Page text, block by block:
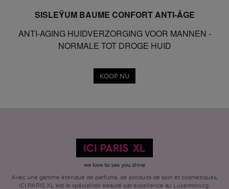
SISLEŸUM BAUME CONFORT ANTI-ÂGE
ANTI-AGING HUIDVERZORGING VOOR MANNEN -
NORMALE TOT DROGE HUID
KOOP NU
Avec une gamme étendue de parfums, de produits de soin et cosmétiques,
ICI PARIS XL est le spécialiste beauté par excellence au Luxembourg.